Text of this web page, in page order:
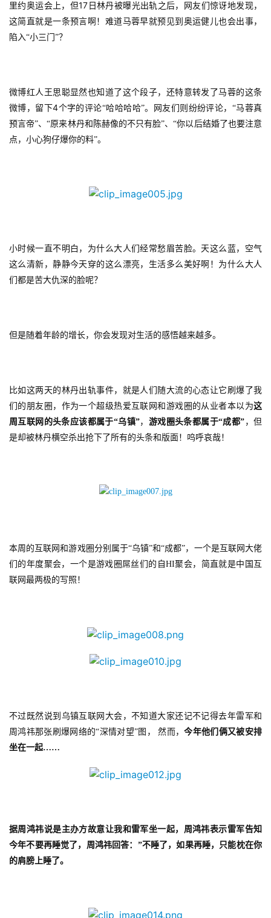
创
游
手
机
游
戏
里约奥运会上，但17 日林丹被曝光出轨之后，网友们惊讶地发现，
这简直就是一条预言啊！难道马蓉早就预见到奥运健儿也会出事，
陷入“小三门”？
微博红人王思聪显然也知道了这个段子，还特意转发了马蓉的这条
微博，留下4个字的评论“哈哈哈哈”。网友们则纷纷评论，“马蓉真
预言帝”、“原来林丹和陈赫像的不只有脸”、“你以后结婚了也要注意
点，小心狗仔爆你的料”。
小时候一直不明白，为什么大人们经常愁眉苦脸。天这么蓝，空气
这么清新，静静今天穿的这么漂亮，生活多么美好啊！为什么大人
们都是苦大仇深的脸呢？
但是随着年龄的增长，你会发现对生活的感悟越来越多。
比如这两天的林丹出轨事件，就是人们随大流的心态让它刷爆了我
们的朋友圈，作为一个超级热爱互联网和游戏圈的从业者本以为这
周互联网的头条应该都属于“乌镇”， 游戏圈头条都属于“成都” ，但
是却被林丹横空杀出抢下了所有的头条和版面！呜呼哀哉！
本周的互联网和游戏圈分别属于“乌镇”和“成都”，一个是互联网大佬
们的年度聚会，一个是游戏圈屌丝们的自HI聚会，简直就是中国互
联网最两极的写照！
不过既然说到乌镇互联网大会，不知道大家还记不记得去年雷军和
周鸿祎那张刷爆网络的“深情对望”图，
然而，今年他们俩又被安排
坐在一起……
据周鸿祎说是主办方故意让我和雷军坐一起，周鸿祎表示雷军告知
今年不要再睡觉了，周鸿祎回答：”不睡了，如果再睡，只能枕在你
的肩膀上睡了。